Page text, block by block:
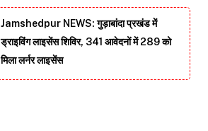
Jamshedpur NEWS: गुड़ाबांदा प्रखंड में
ड्राइविंग लाइसेंस शिविर, 341 आवेदनों में 289 को
मिला लर्नर लाइसेंस